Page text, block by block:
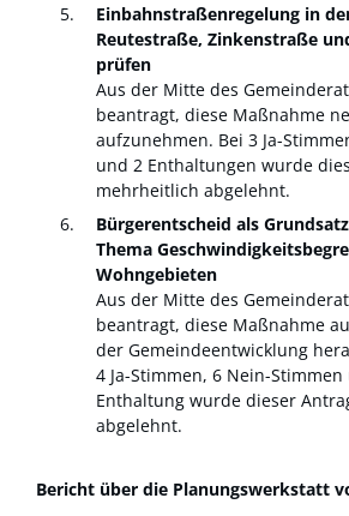
Einbahnstraßenregelung in
Reutestraße, Zinkenstraße
prüfen
Aus der Mitte des
beantragt, diese Maßnahme
aufzunehmen. Bei 3 Ja-
und 2 Enthaltungen wurde
mehrheitlich abgelehnt.
Bürgerentscheid als
Thema
Wohngebieten
Aus der Mitte des
beantragt, diese Maßnahme
der Gemeindeentwicklung
4 Ja-Stimmen, 6 Nein-
Enthaltung wurde dieser
abgelehnt.
Bericht über die Planungswerkstatt